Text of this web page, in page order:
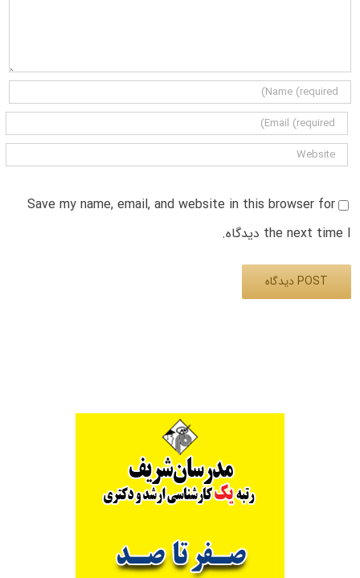
Save my name, email, and website in this browser for
the next time I دیدگاه.